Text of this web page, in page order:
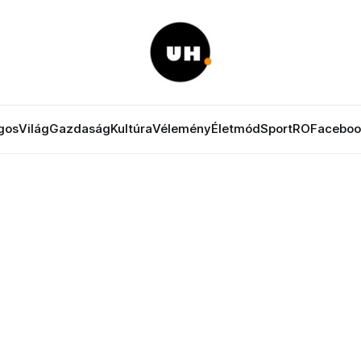
VilágGazdaságKultúraVéleményÉletmódSportRO